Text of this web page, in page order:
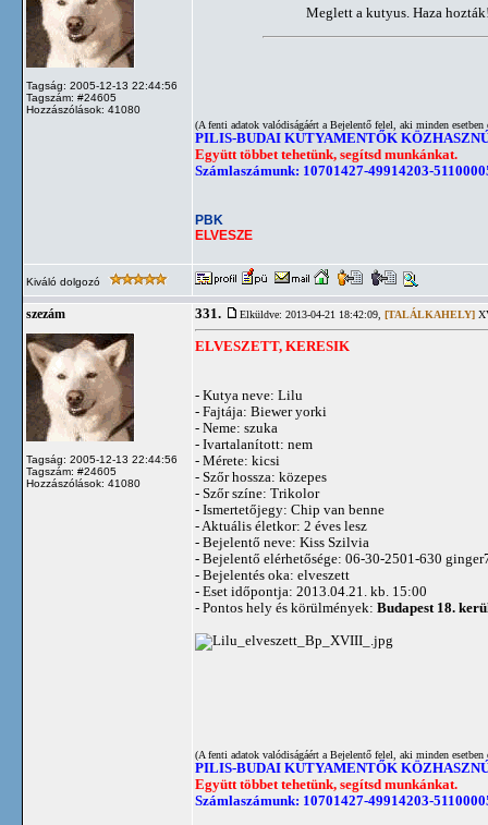
Tagság: 2005-12-13 22:44:56
Tagszám: #24605
Hozzászólások: 41080
Meglett a kutyus. Haza
(A fenti adatok valódiságáért a Bejelentő felel, aki minden
PILIS-BUDAI KUTYAMENTŐK
Együtt többet tehetünk, segítsd munkánkat.
Számlaszámunk: 10701427-49914203-
PBK
ELVESZE
Kiváló dolgozó
szezám
Tagság: 2005-12-13 22:44:56
Tagszám: #24605
Hozzászólások: 41080
331. Elküldve: 2013-04-21 18:42:09, [TALÁLKAHELY]
ELVESZETT, KERESIK
- Kutya neve: Lilu
- Fajtája: Biewer yorki
- Neme: szuka
- Ivartalanított: nem
- Mérete: kicsi
- Szőr hossza: közepes
- Szőr színe: Trikolor
- Ismertetőjegy: Chip van benne
- Aktuális életkor: 2 éves lesz
- Bejelentő neve: Kiss Szilvia
- Bejelentő elérhetősége: 06-30-2501-630
- Bejelentés oka: elveszett
- Eset időpontja: 2013.04.21. kb. 15:00
- Pontos hely és körülmények: Budapest 18.
(A fenti adatok valódiságáért a Bejelentő felel, aki minden
PILIS-BUDAI KUTYAMENTŐK
Együtt többet tehetünk, segítsd munkánkat.
Számlaszámunk: 10701427-49914203-